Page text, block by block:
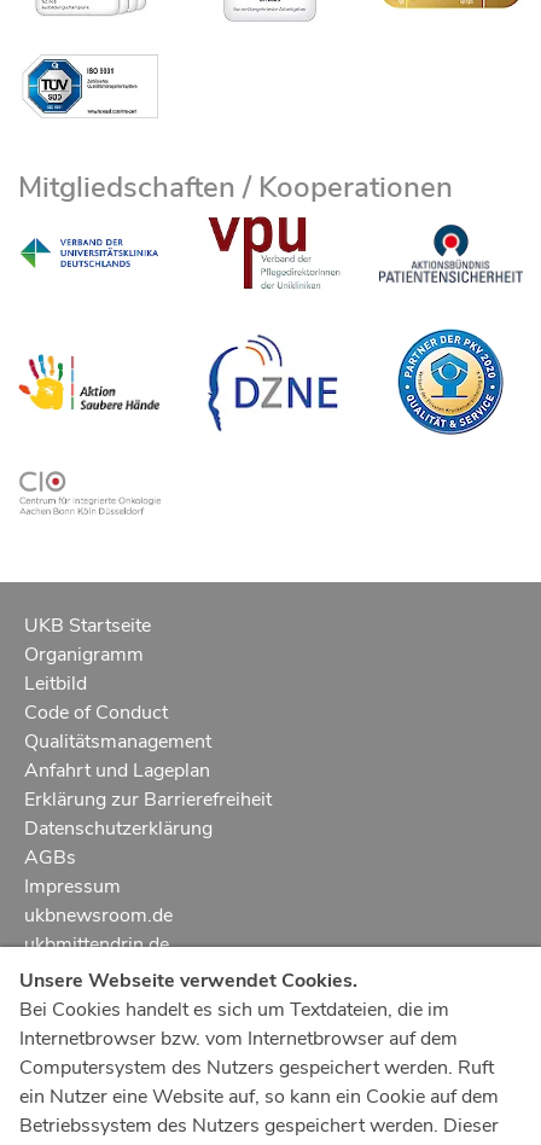
Mitgliedschaften / Kooperationen
UKB Startseite
Organigramm
Leitbild
Code of Conduct
Qualitätsmanagement
Anfahrt und Lageplan
Erklärung zur Barrierefreiheit
Datenschutzerklärung
AGBs
Impressum
ukbnewsroom.de
ukbmittendrin.de
Notruf112
Ärztlicher Notdienst116 117
Giftnotrufzentrale
Tel: +49 22819240
Unsere Webseite verwendet Cookies.
Bei Cookies handelt es sich um Textdateien, die im
Internetbrowser bzw. vom Internetbrowser auf dem
Computersystem des Nutzers gespeichert werden. Ruft
ein Nutzer eine Website auf, so kann ein Cookie auf dem
Betriebssystem des Nutzers gespeichert werden. Dieser